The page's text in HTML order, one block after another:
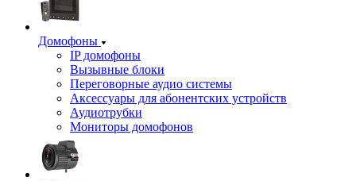
Домофоны
IP домофоны
Вызывные блоки
Переговорные аудио системы
Аксессуары для абонентских устройств
Аудиотрубки
Мониторы домофонов